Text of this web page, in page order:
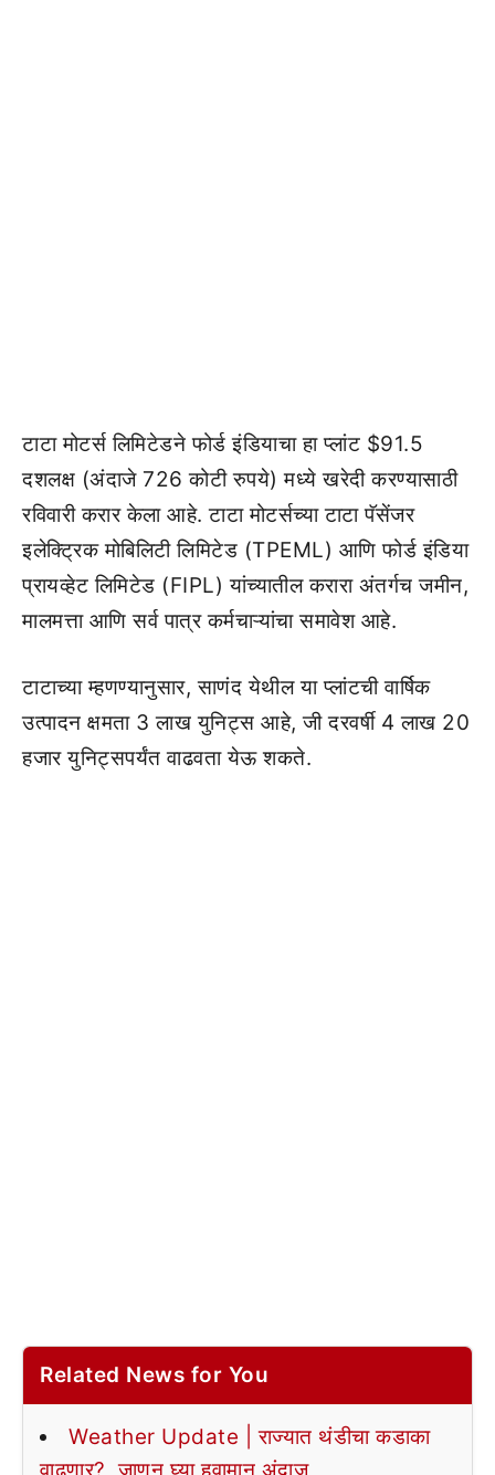
टाटा मोटर्स लिमिटेडने फोर्ड इंडियाचा हा प्लांट $91.5
दशलक्ष (अंदाजे 726 कोटी रुपये) मध्ये खरेदी करण्यासाठी
रविवारी करार केला आहे. टाटा मोटर्सच्या टाटा पॅसेंजर
इलेक्ट्रिक मोबिलिटी लिमिटेड (TPEML) आणि फोर्ड इंडिया
प्रायव्हेट लिमिटेड (FIPL) यांच्यातील करारा अंतर्गच जमीन,
मालमत्ता आणि सर्व पात्र कर्मचाऱ्यांचा समावेश आहे.
टाटाच्या म्हणण्यानुसार, साणंद येथील या प्लांटची वार्षिक
उत्पादन क्षमता 3 लाख युनिट्स आहे, जी दरवर्षी 4 लाख 20
हजार युनिट्सपर्यंत वाढवता येऊ शकते.
Related News for You
Weather Update | राज्यात थंडीचा कडाका
वाढणार?, जाणून घ्या हवामान अंदाज